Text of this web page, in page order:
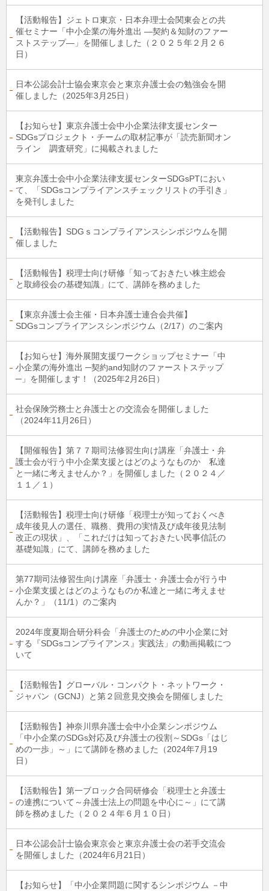
【活動報告】ジェトロ東京・日本弁理士会関東会との共
催セミナー「中小企業の海外進出 ―契約＆知財のファー
ストステップ―」を開催しました（２０２５年２月２６
日）
日本公認会計士協会東京会と東京弁護士会の勉強会を開
催しました（2025年3月25日）
【お知らせ】東京弁護士会中小企業法律支援センター
SDGsプロジェクト・チームの取材記事が「読売新聞オン
ライン 調査研究」に掲載されました
東京弁護士会中小企業法律支援センターSDGsPTにおい
て、「SDGsコンプライアンスチェックリストの手引き」
を発刊しました
【活動報告】SDGｓコンプライアンスシンポジウムを開
催しました
【活動報告】税理士向け研修「知っておきたい株主総会
と取締役会の基礎知識」にて、講師を務めました
【東京弁護士会主催・日本弁護士連合会共催】
SDGsコンプライアンスシンポジウム（2/17）のご案内
【お知らせ】海外展開⽀援ワークショップセミナー「中
小企業の海外進出 ─契約and知財のファーストステップ
─」を開催します！（2025年2月26日）
社会保険労務士と弁護士との交流会を開催しました
（2024年11月26日）
【開催報告】第７７期司法修習生向け講座「弁護士・弁
護士会が行う中小企業支援とはどのようなものか 私達
と一緒に考えませんか？」を開催しました（２０２４／
１１／１）
【活動報告】税理士向け研修「税理士が知っておくべき
成年後見人の選任、職務、費用の実情及び成年後見法制
改正の現状」、「これだけは知っておきたい民事信託の
基礎知識」にて、講師を務めました
第77期司法修習生向け講座「弁護士・弁護士会が行う中
小企業支援とはどのようなものか私達と一緒に考えませ
んか？」（11/1）のご案内
2024年度夏期合研分科会「弁護士のための中小企業に対
する『SDGsコンプライアンス』実践法」の動画掲載につ
いて
【活動報告】グローバル・コンパクト・ネットワーク・
ジャパン（GCNJ）と第２回意見交換会を開催しました
【活動報告】神奈川県弁護士会中小企業シンポジウム
「中小企業のSDGs対応及び弁護士の役割～SDGs「はじ
めの一歩」～」にて講師を務めました（2024年7月19
日）
【活動報告】第一ブロック合同研修会「税理士と弁護士
の連携について～弁護士法上の問題を中心に～」にて講
師を務めました（２０２４年６月１０日）
日本公認会計士協会東京会と東京弁護士会の若手交流会
を開催しました（2024年6月21日）
【お知らせ】「中小企業問題に関するシンポジウム －中